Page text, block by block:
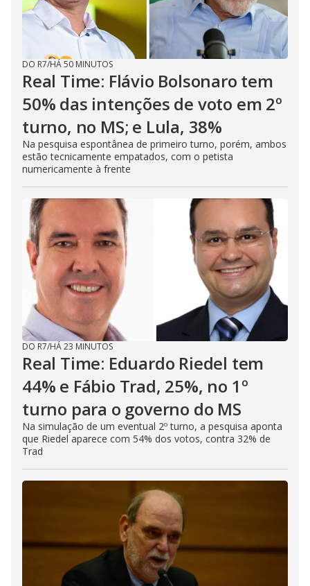
DO R7/HÁ 50 MINUTOS
Real Time: Flávio Bolsonaro tem
50% das intenções de voto em 2º
turno, no MS; e Lula, 38%
Na pesquisa espontânea de primeiro turno, porém, ambos
estão tecnicamente empatados, com o petista
numericamente à frente
DO R7/HÁ 23 MINUTOS
Real Time: Eduardo Riedel tem
44% e Fábio Trad, 25%, no 1º
turno para o governo do MS
Na simulação de um eventual 2º turno, a pesquisa aponta
que Riedel aparece com 54% dos votos, contra 32% de
Trad